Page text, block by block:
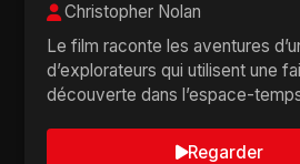
Christopher Nolan
Le film raconte les aventures
d’explorateurs qui utilisent une
découverte dans l’espace-
Regarder